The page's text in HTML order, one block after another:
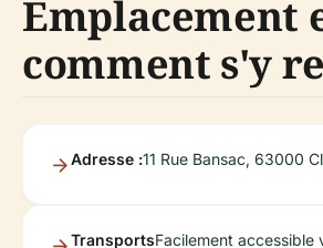
Emplacement
comment s'y
Adresse :11 Rue Bansac, 63000
TransportsFacilement accessible